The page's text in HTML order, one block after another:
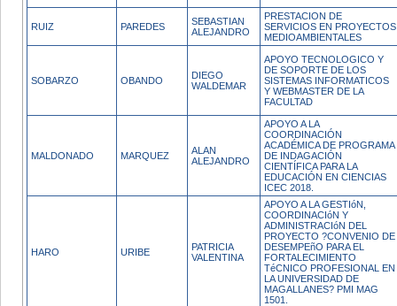
RUIZ PAREDES
SEBASTIAN
ALEJANDRO
PRESTACION DE
SERVICIOS EN PROYECTOS
MEDIOAMBIENTALES
SOBARZO OBANDO
DIEGO
WALDEMAR
APOYO TECNOLOGICO Y
DE SOPORTE DE LOS
SISTEMAS INFORMATICOS
Y WEBMASTER DE LA
FACULTAD
MALDONADO MARQUEZ
ALAN
ALEJANDRO
APOYO A LA
COORDINACIÓN
ACADÉMICA DE PROGRAMA
DE INDAGACIÓN
CIENTÍFICA PARA LA
EDUCACIÓN EN CIENCIAS
ICEC 2018.
HARO URIBE
PATRICIA
VALENTINA
APOYO A LA GESTIóN,
COORDINACIóN Y
ADMINISTRACIóN DEL
PROYECTO ?CONVENIO DE
DESEMPEñO PARA EL
FORTALECIMIENTO
TéCNICO PROFESIONAL EN
LA UNIVERSIDAD DE
MAGALLANES? PMI MAG
1501.